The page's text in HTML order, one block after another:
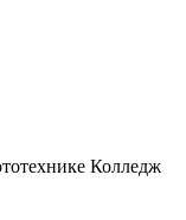
Колледж